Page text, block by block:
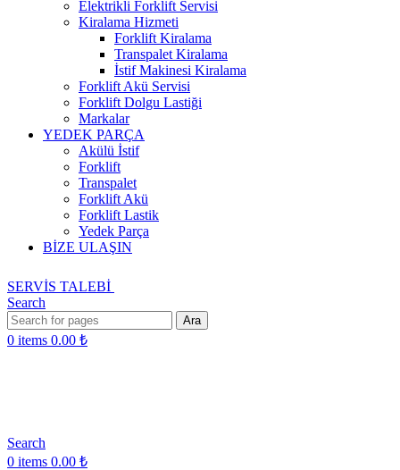
Elektrikli Forklift Servisi
Kiralama Hizmeti
Forklift Kiralama
Transpalet Kiralama
İstif Makinesi Kiralama
Forklift Akü Servisi
Forklift Dolgu Lastiği
Markalar
YEDEK PARÇA
Akülü İstif
Forklift
Transpalet
Forklift Akü
Forklift Lastik
Yedek Parça
BİZE ULAŞIN
SERVİS TALEBİ
Search
Ara
0 items 0.00 ₺
Search
0 items 0.00 ₺